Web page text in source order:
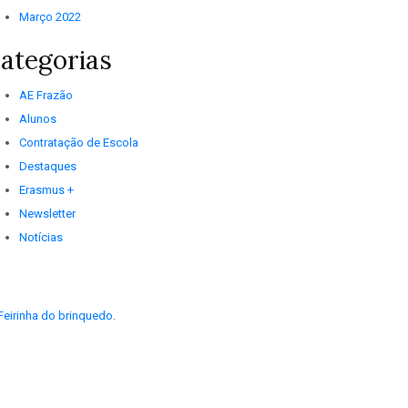
Março 2022
AE Frazão
Alunos
Contratação de Escola
Destaques
Erasmus +
Newsletter
Notícias